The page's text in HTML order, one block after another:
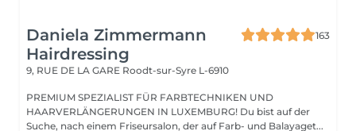
Daniela Zimmermann
Hairdressing
163
9, RUE DE LA GARE Roodt-sur-Syre L-6910
PREMIUM SPEZIALIST FÜR FARBTECHNIKEN UND
HAARVERLÄNGERUNGEN IN LUXEMBURG! Du bist auf der
Suche, nach einem Friseursalon, der auf Farb- und Balayaget...